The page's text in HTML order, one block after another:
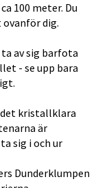
100 meter. Du
dig.
av sig barfota
- se upp bara
kristallklara
är
sig i och ur
Dunderklumpen